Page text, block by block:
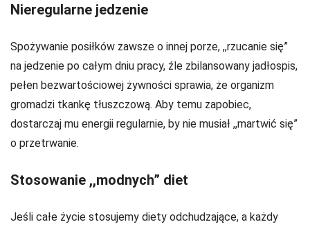
Nieregularne jedzenie
Spożywanie posiłków zawsze o innej porze, ,,rzucanie się”
na jedzenie po całym dniu pracy, źle zbilansowany jadłospis,
pełen bezwartościowej żywności sprawia, że organizm
gromadzi tkankę tłuszczową. Aby temu zapobiec,
dostarczaj mu energii regularnie, by nie musiał ,,martwić się”
o przetrwanie.
Stosowanie ,,modnych” diet
Jeśli całe życie stosujemy diety odchudzające, a każdy